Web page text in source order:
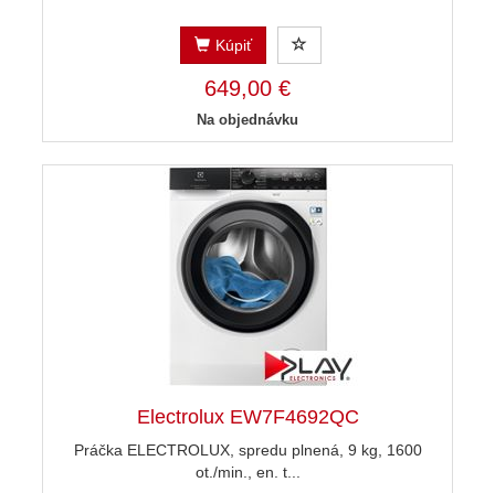
Kúpiť
649,00 €
Na objednávku
Electrolux EW7F4692QC
Práčka ELECTROLUX, spredu plnená, 9 kg, 1600
ot./min., en. t...